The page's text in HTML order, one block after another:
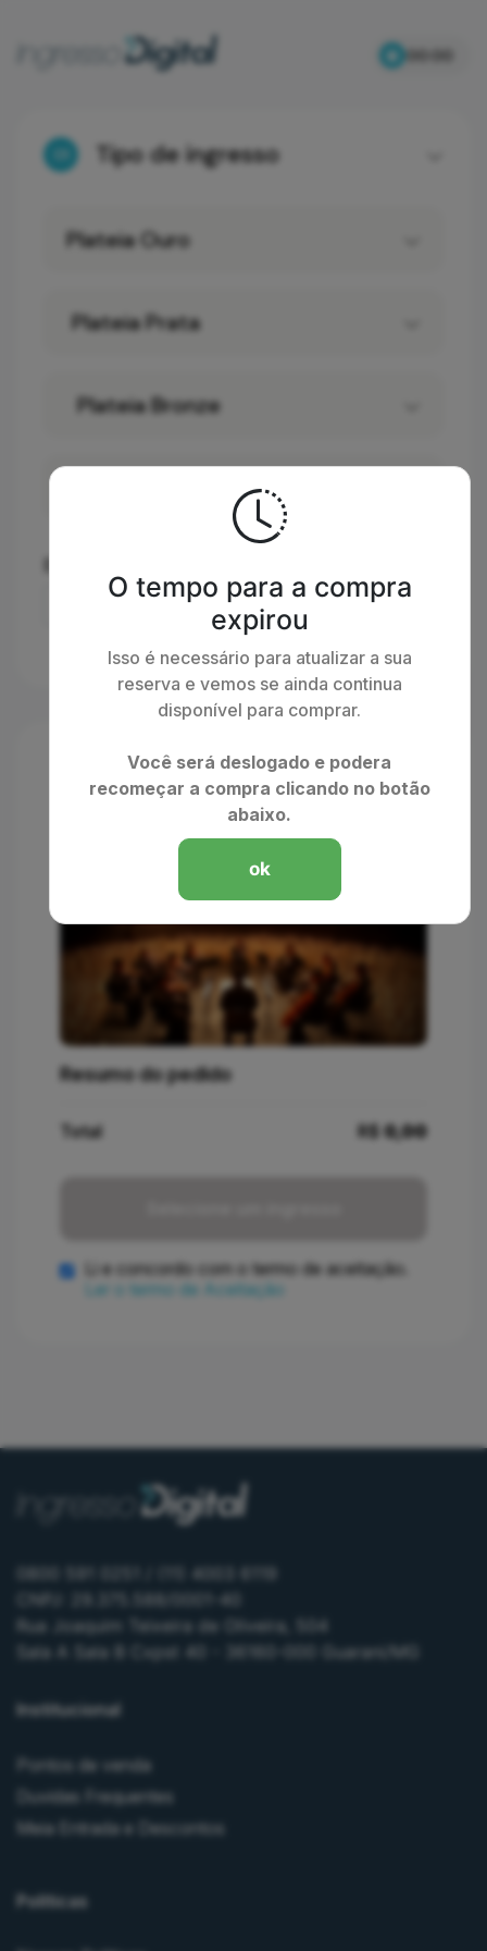
00:00
O tempo para a compra
expirou
Isso é necessário para atualizar a sua
reserva e vemos se ainda continua
disponível para comprar.
Você será deslogado e podera
recomeçar a compra clicando no botão
abaixo.
ok
Tipo de ingresso
Plateia Ouro
Plateia Prata
Plateia Bronze
Resumo do pedido
Total R$ 0,00
Li e concordo com o termo de aceitação.
Ler o termo de Aceitação
0800 591 0251 / (11) 4003 6119
CNPJ: 29.375.588/0001-40
Rua Joaquim Teixeira de Oliveira, 504
Sala A Sala B Cxpst 40 - 36160-000 Guarani/MG
Institucional
Pontos de venda
Duvidas Frequentes
Meia Entrada e Descontos
Políticas